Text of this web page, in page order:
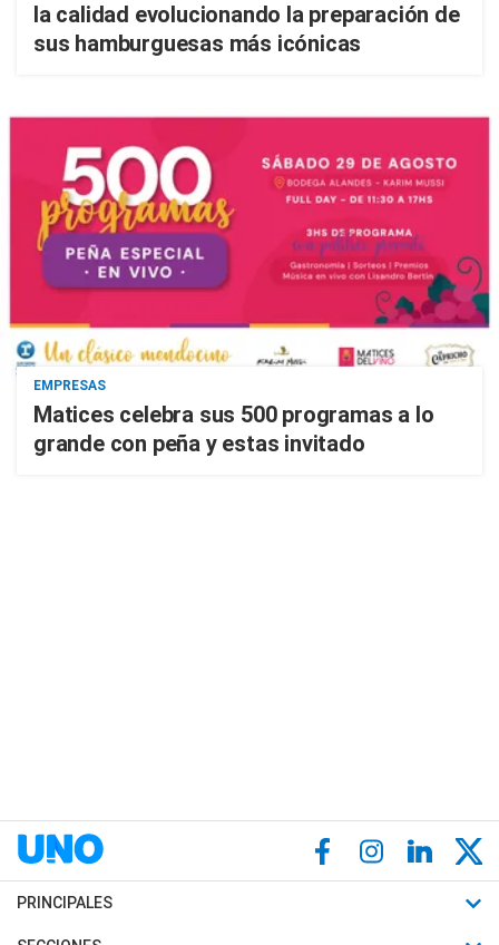
la calidad evolucionando la preparación de
sus hamburguesas más icónicas
EMPRESAS
Matices celebra sus 500 programas a lo
grande con peña y estas invitado
PRINCIPALES